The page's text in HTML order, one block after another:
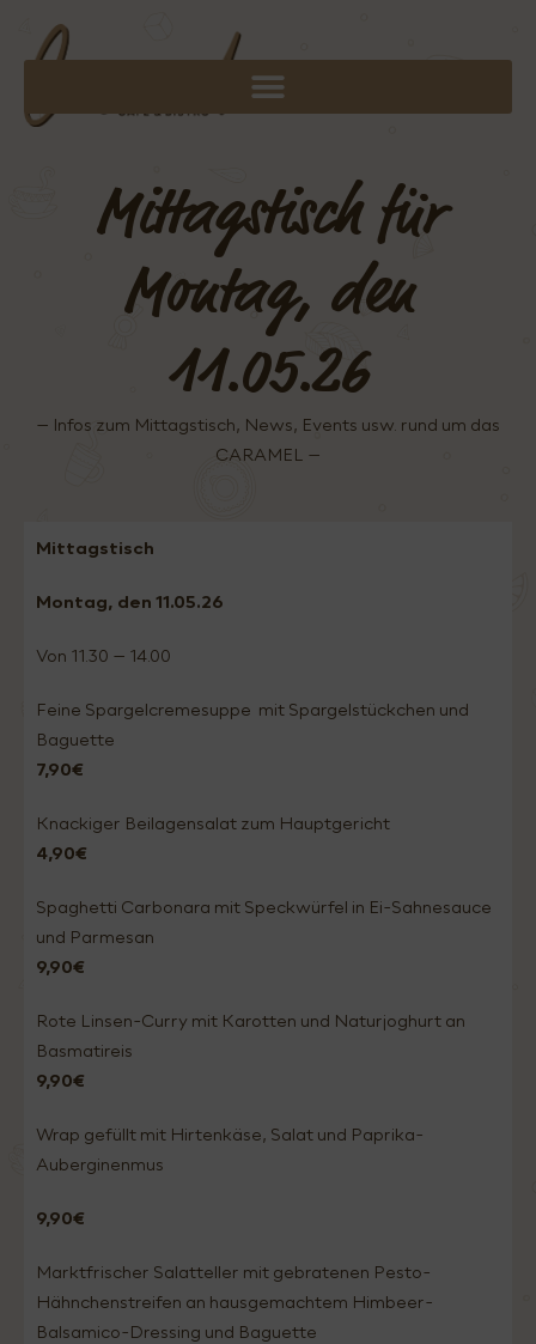
Mittagstisch für
Montag, den
11.05.26
– Infos zum Mittagstisch, News, Events usw. rund um das
CARAMEL –
Mittagstisch
Montag, den 11.05.26
Von 11.30 – 14.00
Feine Spargelcremesuppe mit Spargelstückchen und
Baguette
7,90€
Knackiger Beilagensalat zum Hauptgericht
4,90€
Spaghetti Carbonara mit Speckwürfel in Ei-Sahnesauce
und Parmesan
9,90€
Rote Linsen-Curry mit Karotten und Naturjoghurt an
Basmatireis
9,90€
Wrap gefüllt mit Hirtenkäse, Salat und Paprika-
Auberginenmus
9,90€
Marktfrischer Salatteller mit gebratenen Pesto-
Hähnchenstreifen an hausgemachtem Himbeer-
Balsamico-Dressing und Baguette